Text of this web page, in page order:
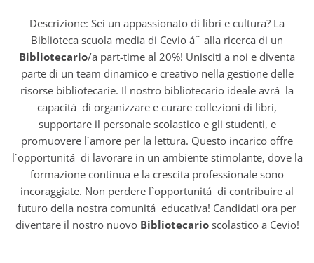
Descrizione: Sei un appassionato di libri e cultura? La
Biblioteca scuola media di Cevio á¨ alla ricerca di un
Bibliotecario/a part-time al 20%! Unisciti a noi e diventa
parte di un team dinamico e creativo nella gestione delle
risorse bibliotecarie. Il nostro bibliotecario ideale avrá la
capacitá di organizzare e curare collezioni di libri,
supportare il personale scolastico e gli studenti, e
promuovere l`amore per la lettura. Questo incarico offre
l`opportunitá di lavorare in un ambiente stimolante, dove la
formazione continua e la crescita professionale sono
incoraggiate. Non perdere l`opportunitá di contribuire al
futuro della nostra comunitá educativa! Candidati ora per
diventare il nostro nuovo Bibliotecarioscolastico a Cevio!